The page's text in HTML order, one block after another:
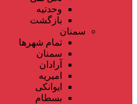
وحدتیه
بازگشت
سمنان
تمام شهر‌ها
سمنان
آرادان
امیریه
ایوانکی
بسطام